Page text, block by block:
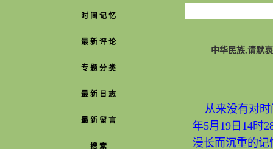
时 间 记 忆
最 新 评 论
专 题 分 类
最 新 日 志
最 新 留 言
搜 索
中华民族,请默哀
从来没有对时
年5月19日14时
漫长而沉重的